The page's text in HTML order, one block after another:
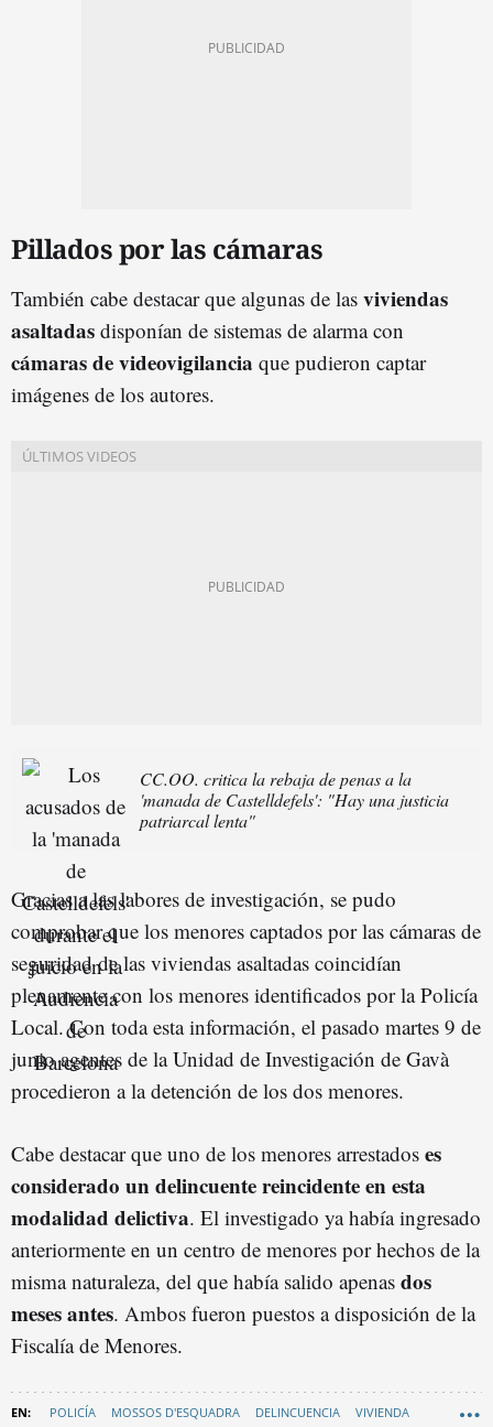
Pillados por las cámaras
También cabe destacar que algunas de las viviendas
asaltadas disponían de sistemas de alarma con
cámaras de videovigilancia que pudieron captar
imágenes de los autores.
CC.OO. critica la rebaja de penas a la
'manada de Castelldefels': "Hay una justicia
patriarcal lenta"
Gracias a las labores de investigación, se pudo
comprobar que los menores captados por las cámaras de
seguridad de las viviendas asaltadas coincidían
plenamente con los menores identificados por la Policía
Local. Con toda esta información, el pasado martes 9 de
junio agentes de la Unidad de Investigación de Gavà
procedieron a la detención de los dos menores.
Cabe destacar que uno de los menores arrestados es
considerado un delincuente reincidente en esta
modalidad delictiva. El investigado ya había ingresado
anteriormente en un centro de menores por hechos de la
misma naturaleza, del que había salido apenas dos
meses antes. Ambos fueron puestos a disposición de la
Fiscalía de Menores.
POLICÍA MOSSOS D'ESQUADRA DELINCUENCIA VIVIENDA